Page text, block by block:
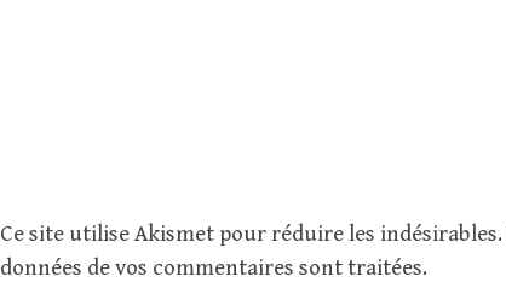
Ce site utilise Akismet pour réduire les indésirables.
données de vos commentaires sont traitées.